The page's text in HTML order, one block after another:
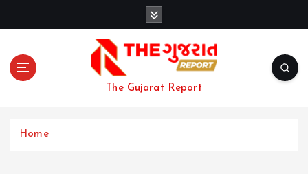
The Gujarat Report
Home